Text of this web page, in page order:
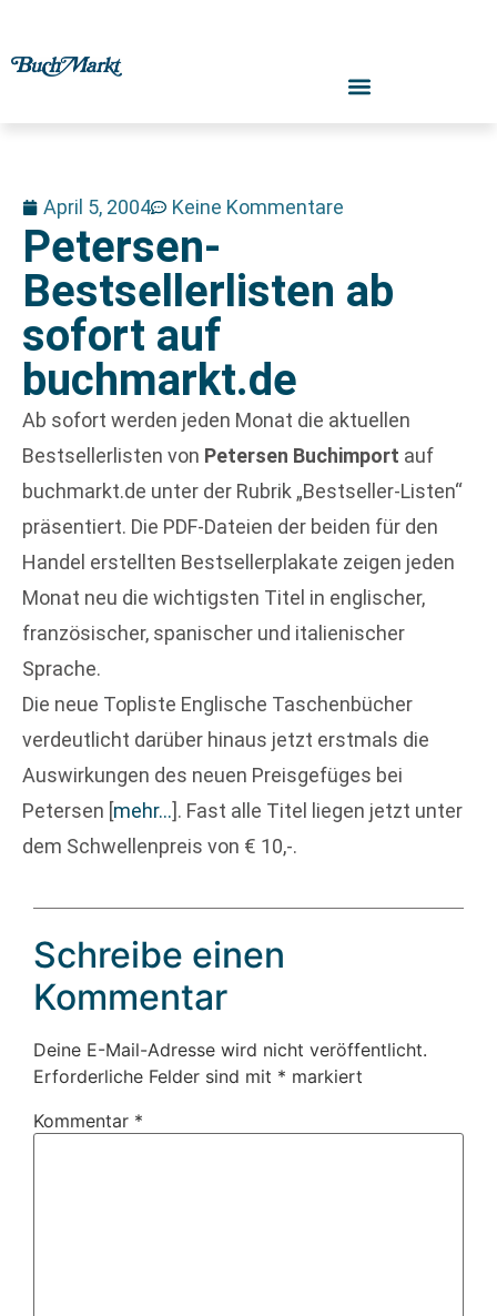
April 5, 2004 Keine Kommentare
Petersen-
Bestsellerlisten ab
sofort auf
buchmarkt.de
Ab sofort werden jeden Monat die aktuellen
Bestsellerlisten von Petersen Buchimport auf
buchmarkt.de unter der Rubrik „Bestseller-Listen“
präsentiert. Die PDF-Dateien der beiden für den
Handel erstellten Bestsellerplakate zeigen jeden
Monat neu die wichtigsten Titel in englischer,
französischer, spanischer und italienischer
Sprache.
Die neue Topliste Englische Taschenbücher
verdeutlicht darüber hinaus jetzt erstmals die
Auswirkungen des neuen Preisgefüges bei
Petersen [mehr…]. Fast alle Titel liegen jetzt unter
dem Schwellenpreis von € 10,-.
Schreibe einen
Kommentar
Deine E-Mail-Adresse wird nicht veröffentlicht.
Erforderliche Felder sind mit * markiert
Kommentar *